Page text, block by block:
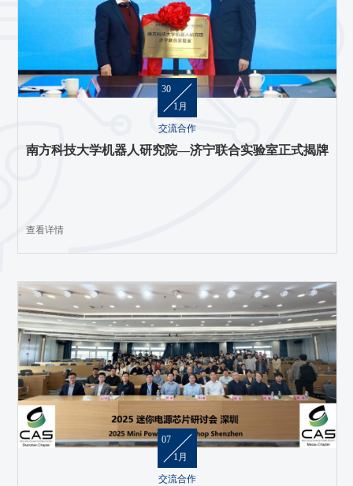
30
1月
交流合作
南方科技大学机器人研究院—济宁联合实验室正式揭牌
查看详情
07
1月
交流合作